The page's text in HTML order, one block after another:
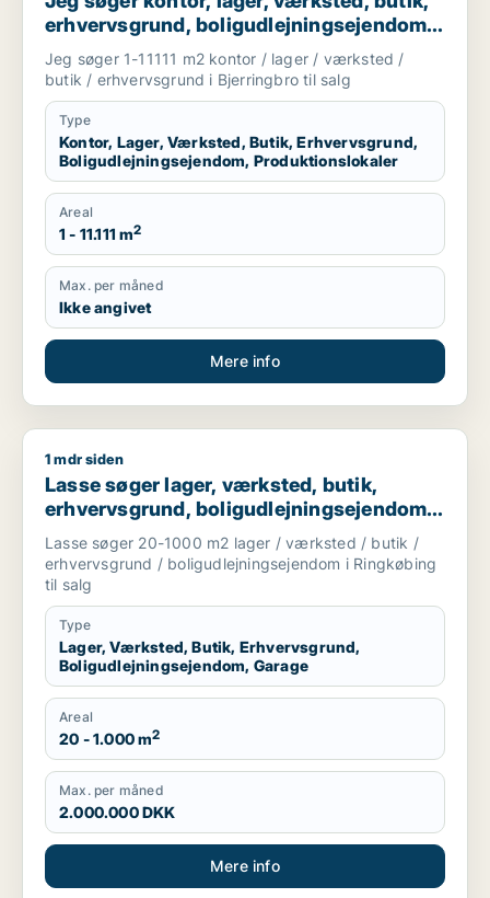
erhvervsgrund, boligudlejningsejendom
eller produktionslokaler til salg i
Bjerringbro
Jeg søger 1-11111 m2 kontor / lager / værksted /
butik / erhvervsgrund i Bjerringbro til salg
Type
Kontor, Lager, Værksted, Butik, Erhvervsgrund,
Boligudlejningsejendom, Produktionslokaler
Areal
1 - 11.111 m2
Max. per måned
Ikke angivet
Mere info
Lasse søger lager, værksted, butik, erhvervsgrund,
1 mdr siden
Lasse søger lager, værksted, butik,
erhvervsgrund, boligudlejningsejendom
eller garage til salg i Ringkøbing
Lasse søger 20-1000 m2 lager / værksted / butik /
erhvervsgrund / boligudlejningsejendom i Ringkøbing
til salg
Type
Lager, Værksted, Butik, Erhvervsgrund,
Boligudlejningsejendom, Garage
Areal
20 - 1.000 m2
Max. per måned
2.000.000 DKK
Mere info